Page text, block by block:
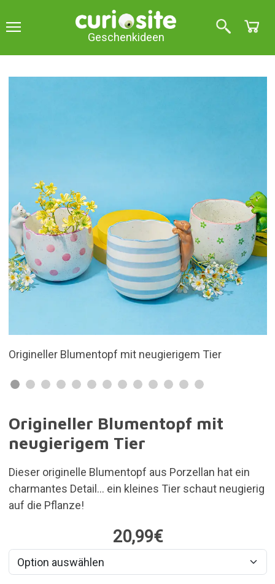
Geschenkideen
Tier Wursthund
Origineller Blumentopf mit
neugierigem Tier
Dieser originelle Blumentopf aus Porzellan hat ein
charmantes Detail... ein kleines Tier schaut neugierig
auf die Pflanze!
20,99€